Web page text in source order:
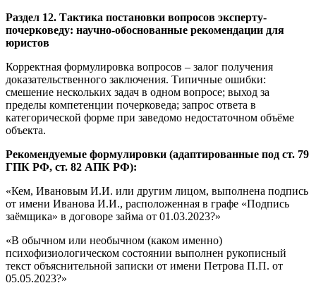
Раздел 12. Тактика постановки вопросов эксперту-
почерковеду: научно-обоснованные рекомендации для
юристов
Корректная формулировка вопросов – залог получения
доказательственного заключения. Типичные ошибки:
смешение нескольких задач в одном вопросе; выход за
пределы компетенции почерковеда; запрос ответа в
категорической форме при заведомо недостаточном объёме
объекта.
Рекомендуемые формулировки (адаптированные под ст. 79
ГПК РФ, ст. 82 АПК РФ):
«Кем, Ивановым И.И. или другим лицом, выполнена подпись
от имени Иванова И.И., расположенная в графе «Подпись
заёмщика» в договоре займа от 01.03.2023?»
«В обычном или необычном (каком именно)
психофизиологическом состоянии выполнен рукописный
текст объяснительной записки от имени Петрова П.П. от
05.05.2023?»